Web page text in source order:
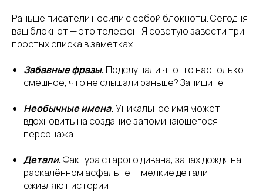
Раньше писатели носили с собой блокноты. Сегодня
ваш блокнот — это телефон. Я советую завести три
простых списка в заметках:
Забавные фразы. Подслушали что-то настолько
смешное, что не слышали раньше? Запишите!
Необычные имена.Уникальное имя может
вдохновить на создание запоминающегося
персонажа
Детали.Фактура старого дивана, запах дождя на
раскалённом асфальте — мелкие детали
оживляют истории